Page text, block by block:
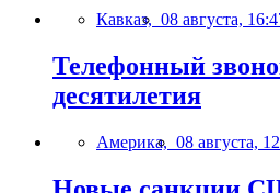
Кавказ, 08 августа,
Телефонный
десятилетия
Америка, 08 августа,